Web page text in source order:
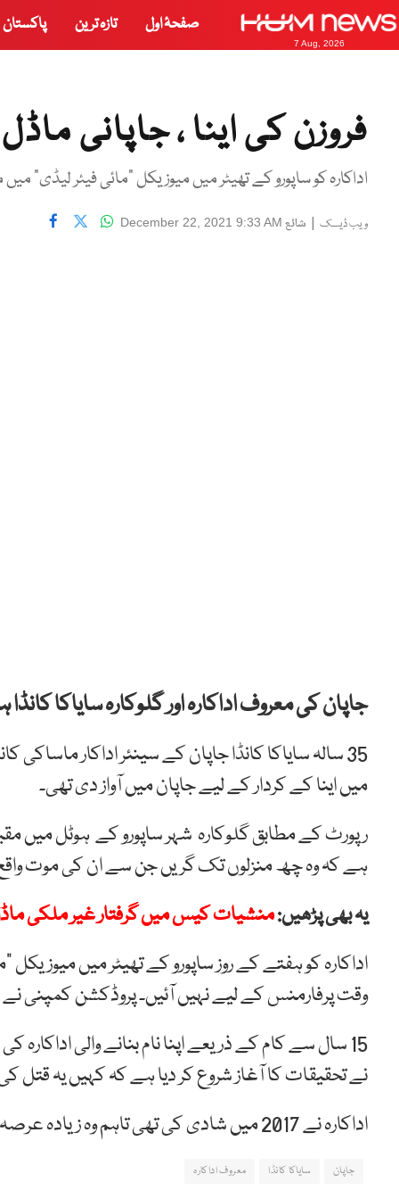
7 Aug, 2026
صفحۂ اول تازہ ترین پاکستان
فروزن کی اینا ، جاپانی
اداکارہ کو ساپورو کے تھیٹر میں میوزیکل "مائی فیئر لیڈی" میں
ویب ڈیسک | شائع December 22, 2021 9:33 AM
جاپان کی معروف اداکارہ اور گلوکارہ سایاکا
35 سالہ سایاکا کانڈا جاپان کے سینئر اداکار ماساکی
میں اینا کے کردار کے لیے جاپان میں آواز دی تھی۔
ہے کہ وہ چھ منزلوں تک گریں جن سے ان کی موت
یہ بھی پڑھیں:منشیات کیس میں گرفتار غیر ملکی
اداکارہ کو ہفتے کے روز ساپورو کے تھیٹر میں میوزیکل
وقت پرفارمنس کے لیے نہیں آئیں۔ پروڈکشن کمپنی نے
15 سال سے کام کے ذریعے اپنا نام بنانے والی
نے تحقیقات کا آغاز شروع کر دیا ہے کہ کہیں یہ قتل
اداکارہ نے 2017 میں شادی کی تھی تاہم وہ زیادہ عرصہ نہ چل سکی اور دو برس بعد ہی ان کی علیحدگی ہوگئی تھی۔
جاپان سایاکا کانڈا معروف اداکارہ